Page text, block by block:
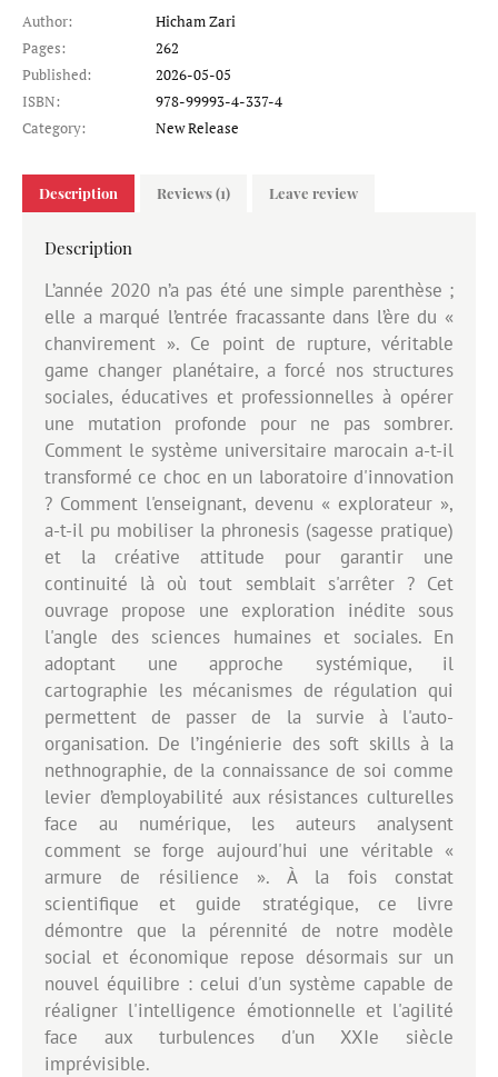
Author:
Hicham Zari
Pages:
262
Published:
2026-05-05
ISBN:
978-99993-4-337-4
Category:
New Release
Description Reviews (1) Leave review
Description
L’année 2020 n’a pas été une simple parenthèse ;
elle a marqué l’entrée fracassante dans l’ère du «
chanvirement ». Ce point de rupture, véritable
game changer planétaire, a forcé nos structures
sociales, éducatives et professionnelles à opérer
une mutation profonde pour ne pas sombrer.
Comment le système universitaire marocain a-t-il
transformé ce choc en un laboratoire d'innovation
? Comment l'enseignant, devenu « explorateur »,
a-t-il pu mobiliser la phronesis (sagesse pratique)
et la créative attitude pour garantir une
continuité là où tout semblait s'arrêter ? Cet
ouvrage propose une exploration inédite sous
l'angle des sciences humaines et sociales. En
adoptant une approche systémique, il
cartographie les mécanismes de régulation qui
permettent de passer de la survie à l'auto-
organisation. De l’ingénierie des soft skills à la
nethnographie, de la connaissance de soi comme
levier d’employabilité aux résistances culturelles
face au numérique, les auteurs analysent
comment se forge aujourd'hui une véritable «
armure de résilience ». À la fois constat
scientifique et guide stratégique, ce livre
démontre que la pérennité de notre modèle
social et économique repose désormais sur un
nouvel équilibre : celui d'un système capable de
réaligner l'intelligence émotionnelle et l'agilité
face aux turbulences d'un XXIe siècle
imprévisible.